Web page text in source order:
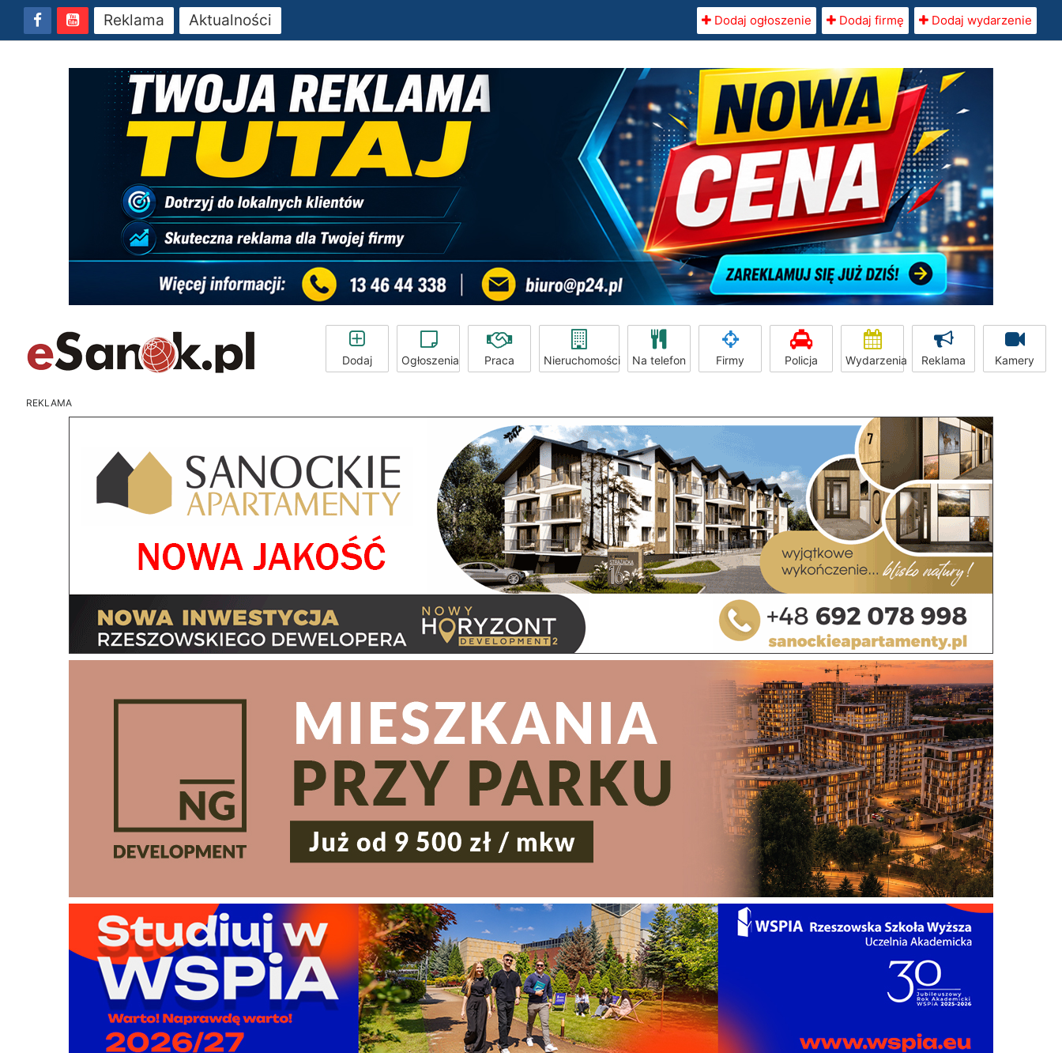
Reklama Aktualności Dodaj ogłoszenie Dodaj firmę Dodaj wydarzenie
Dodaj Ogłoszenia Praca Nieruchomości Na telefon Firmy Policja Wydarzenia Reklama Kamery
REKLAMA